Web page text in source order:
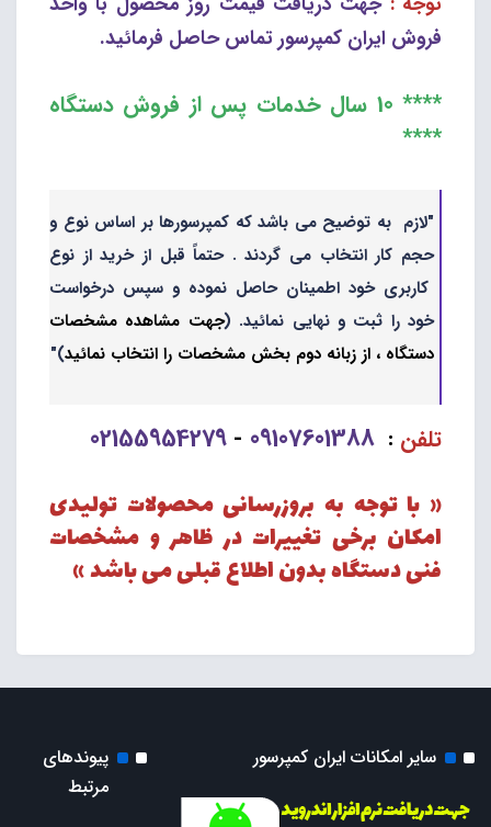
فروش ایران کمپرسور تماس حاصل فرمائید.
**** 10 سال خدمات پس از فروش دستگاه
****
"لازم به توضیح می باشد که کمپرسورها بر اساس نوع و
حجم کار انتخاب می گردند . حتماً قبل از خرید از نوع
کاربری خود اطمینان حاصل نموده و سپس درخواست
خود را ثبت و نهایی نمائید. (جهت مشاهده مشخصات
دستگاه ، از زبانه دوم بخش مشخصات را انتخاب نمائید)"
تلفن :
09107601388
-
02155954279
« با توجه به بروزرسانی محصولات تولیدی
امکان برخی تغییرات در ظاهر و مشخصات
فنی دستگاه بدون اطلاع قبلی می باشد »
سایر امکانات ایران کمپرسور
پیوندهای
مرتبط